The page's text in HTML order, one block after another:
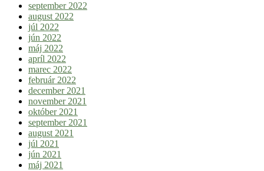
september 2022
august 2022
júl 2022
jún 2022
máj 2022
apríl 2022
marec 2022
február 2022
december 2021
november 2021
október 2021
september 2021
august 2021
júl 2021
jún 2021
máj 2021